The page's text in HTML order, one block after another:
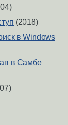
(2018)
в Windows
в Самбе